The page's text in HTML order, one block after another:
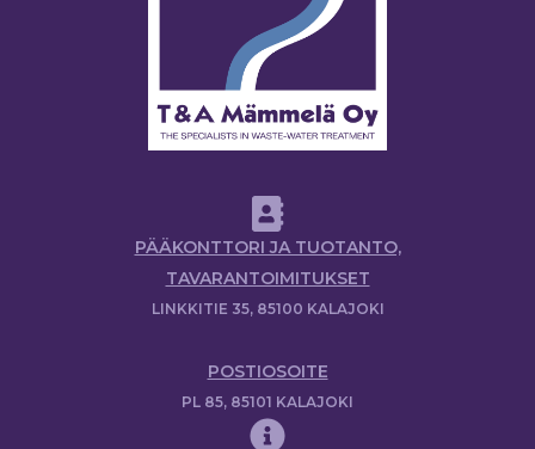
PÄÄKONTTORI JA TUOTANTO,
TAVARANTOIMITUKSET
LINKKITIE 35, 85100 KALAJOKI
POSTIOSOITE
PL 85, 85101 KALAJOKI